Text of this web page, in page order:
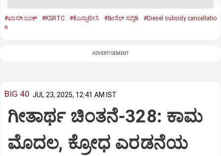
#ಖಾಸಗಿ ಬಂಕ್‌ #KSRTC #ಕೆಎಸ್ಸಾರ್ಟಿಸಿ #ಡೀಸೆಲ್‌ ಸಬ್ಸಿಡಿ
#Diesel subsidy cancellatio
n
ADVERTISEMENT
BIG 40 JUL 23, 2025, 12:41 AM IST
ಗೀತಾರ್ಥ ಚಿಂತನೆ-328: ಕಾಮ
ಮೊದಲ, ಕ್ರೋಧ ಎರಡನೆಯ